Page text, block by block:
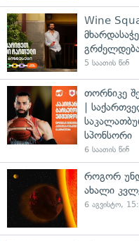
Wine
5 საათის წინ
თორნიკე
|
სპონსორი
6 საათის წინ
როგორ
ახალი
6 აგვისტო,